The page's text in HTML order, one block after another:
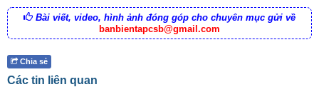
Bài viết, video, hình ảnh đóng góp cho chuyên mục gửi về
banbientapcsb@gmail.com
Chia sẻ
Các tin liên quan